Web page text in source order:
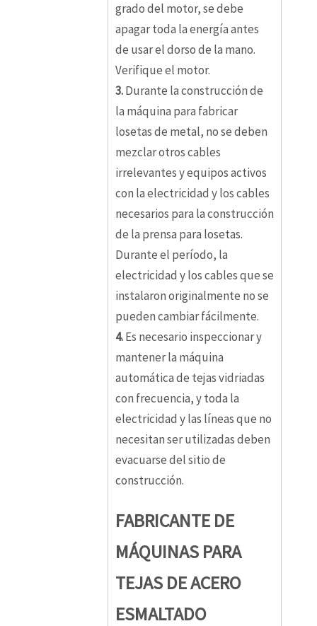
grado del motor, se debe
apagar toda la energía antes
de usar el dorso de la mano.
Verifique el motor.
3.Durante la construcción de
la máquina para fabricar
losetas de metal, no se deben
mezclar otros cables
irrelevantes y equipos activos
con la electricidad y los cables
necesarios para la construcción
de la prensa para losetas.
Durante el período, la
electricidad y los cables que se
instalaron originalmente no se
pueden cambiar fácilmente.
4.Es necesario inspeccionar y
mantener la máquina
automática de tejas vidriadas
con frecuencia, y toda la
electricidad y las líneas que no
necesitan ser utilizadas deben
evacuarse del sitio de
construcción.
FABRICANTE DE
MÁQUINAS PARA
TEJAS DE ACERO
ESMALTADO